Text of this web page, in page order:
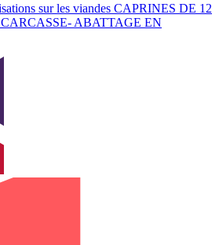
sur les viandes CAPRINES DE 12
ABATTAGE EN